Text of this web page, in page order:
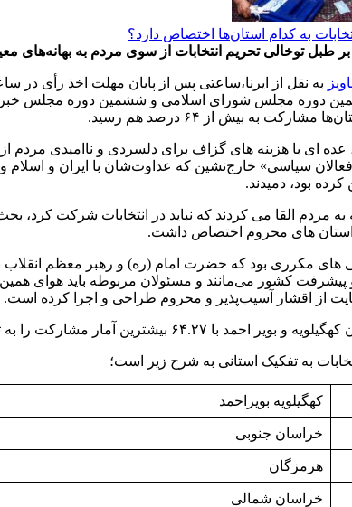
طبل توخالی تحریم انتخابات از سوی مردم به بهانه‌های
به بیش از ۶۴ درصد هم رسید.
عده ای با هزینه های گزاف برای دلسردی و ناامیدی مردم
سیاسی» خارج‌نشین که عداوت‌شان با ایران و اسلام
بود، دمیدند.
مردم القا می کردند که نباید در انتخابات شرکت کرد،
های محروم اختصاص داشت.
های مکرری بود که حضرت امام (ره) و رهبر معظم انقلاب
پیشرفت کشور می‌مانند و مسئولان مربوطه باید هوای
از اقشار آسیب‌پذیر و محروم طراحی و اجرا کرده است.
بیشترین آمار مشارکت را به ثبت رسانده است.
به تفکیک استانی به شرح زیر است؛
کهگیلویه بویراحمد
خراسان جنوبی
هرمزگان
خراسان شمالی